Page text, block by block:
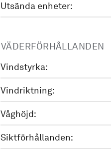
Utsända enheter:
VÄDERFÖRHÅLLANDEN
Vindstyrka:
Vindriktning:
Våghöjd:
Siktförhållanden: